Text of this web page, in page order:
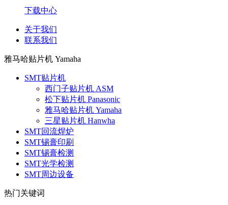
下载中心
关于我们
联系我们
雅马哈贴片机 Yamaha
SMT贴片机
西门子贴片机 ASM
松下贴片机 Panasonic
雅马哈贴片机 Yamaha
三星贴片机 Hanwha
SMT回流焊炉
SMT锡膏印刷
SMT锡膏检测
SMT光学检测
SMT周边设备
热门关键词